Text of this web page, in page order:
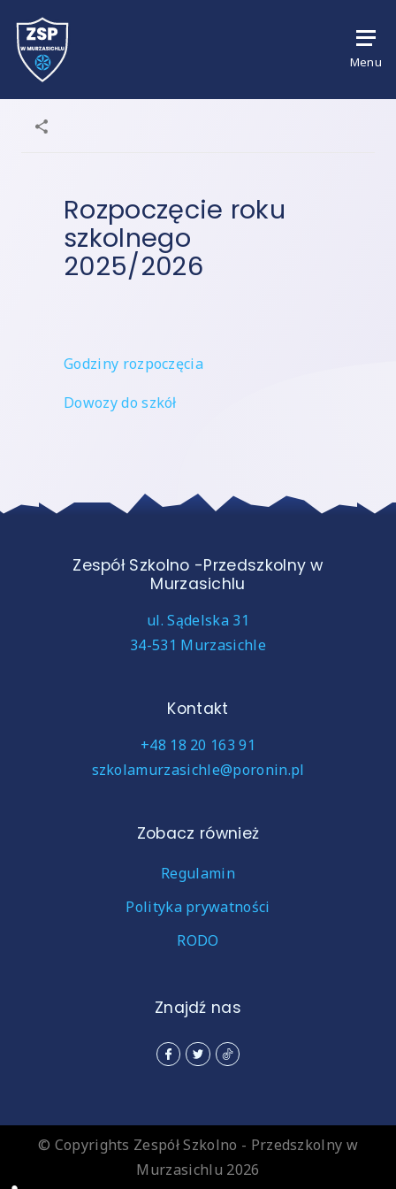
Menu
Rozpoczęcie roku
szkolnego
2025/2026
Godziny rozpoczęcia
Dowozy do szkół
Zespół Szkolno -Przedszkolny w
Murzasichlu
ul. Sądelska 31
34-531 Murzasichle
Kontakt
+48 18 20 163 91
szkolamurzasichle@poronin.pl
Zobacz również
Regulamin
Polityka prywatności
RODO
Znajdź nas
© Copyrights Zespół Szkolno - Przedszkolny w
Murzasichlu 2026